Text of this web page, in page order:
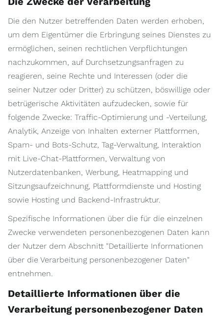
Die den Nutzer betreffenden Daten werden erhoben,
um dem Eigentümer die Erbringung seines Dienstes zu
ermöglichen, seinen rechtlichen Verpflichtungen
nachzukommen, auf Durchsetzungsanfragen zu
reagieren, seine Rechte und Interessen (oder die
seiner Nutzer oder Dritter) zu schützen, böswillige oder
betrügerische Aktivitäten aufzudecken, sowie für
folgende Zwecke: Traffic-Optimierung und -Verteilung,
Analytik, Anzeige von Inhalten externer Plattformen,
Spam- und Bots-Schutz, Tag-Verwaltung, Interaktion
mit Live-Chat-Plattformen, Verwaltung von
Nutzerdatenbanken, Werbung, Heatmapping und
Sitzungsaufzeichnung, Plattformdienste und Hosting
sowie Hosting und Backend-Infrastruktur.
Spezifische Informationen über die für die einzelnen
Zwecke verwendeten personenbezogenen Daten kann
der Nutzer dem Abschnitt "Detaillierte Informationen
über die Verarbeitung personenbezogener Daten"
entnehmen.
Detaillierte Informationen über die
Verarbeitung personenbezogener Daten